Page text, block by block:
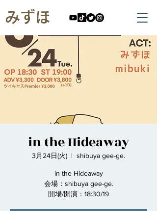
みずほ
in the Hideaway
3月24日(火)
  |
shibuya gee-ge.
in the Hideaway
会場：shibuya gee-ge.
開場/開演：18:30/19